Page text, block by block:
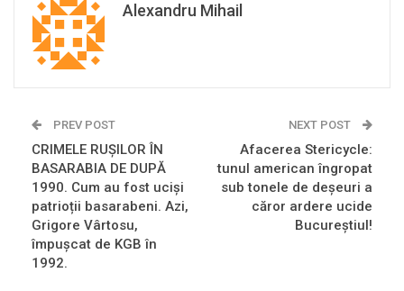
Alexandru Mihail
PREV POST
CRIMELE RUȘILOR ÎN
BASARABIA DE DUPĂ
1990. Cum au fost uciși
patrioții basarabeni. Azi,
Grigore Vârtosu,
împușcat de KGB în
1992.
NEXT POST
Afacerea Stericycle:
tunul american îngropat
sub tonele de deșeuri a
căror ardere ucide
Bucureștiul!